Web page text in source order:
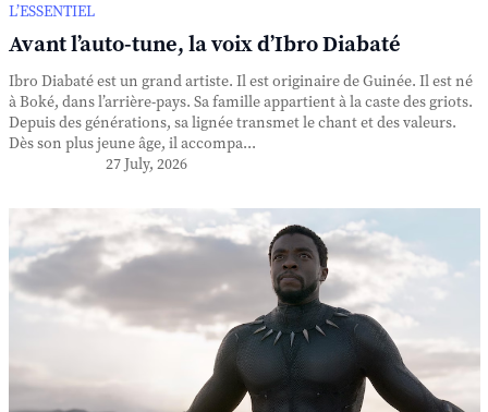
L’ESSENTIEL
Avant l’auto-tune, la voix d’Ibro Diabaté
Ibro Diabaté est un grand artiste. Il est originaire de Guinée. Il est né
à Boké, dans l’arrière-pays. Sa famille appartient à la caste des griots.
Depuis des générations, sa lignée transmet le chant et des valeurs.
Dès son plus jeune âge, il accompa...
27 July, 2026